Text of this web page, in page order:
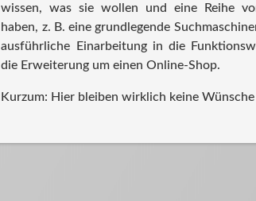
wissen, was sie wollen und eine Reihe
haben, z. B. eine grundlegende
ausführliche Einarbeitung in die
die Erweiterung um einen Online-Shop.
Kurzum: Hier bleiben wirklich keine